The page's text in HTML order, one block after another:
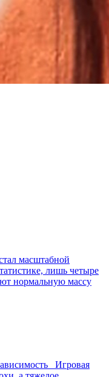
масштабной
лишь четыре
нормальную массу
Игровая